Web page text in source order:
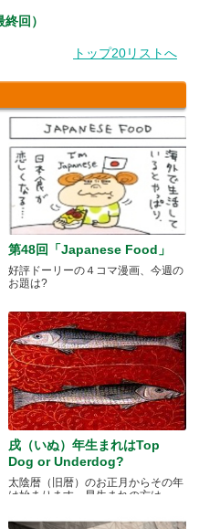
回）
トップ20リストへ
第48回「Japanese Food」
好評ドーリーの４コマ漫画、今週の
お題は?
戌（いぬ）年生まれはTop
Dog or Underdog?
太陰暦（旧暦）のお正月からその年
は始まります。早生まれの方は.....